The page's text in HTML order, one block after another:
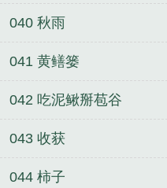
040 秋雨
041 黄鳝篓
042 吃泥鳅掰苞谷
043 收获
044 柿子